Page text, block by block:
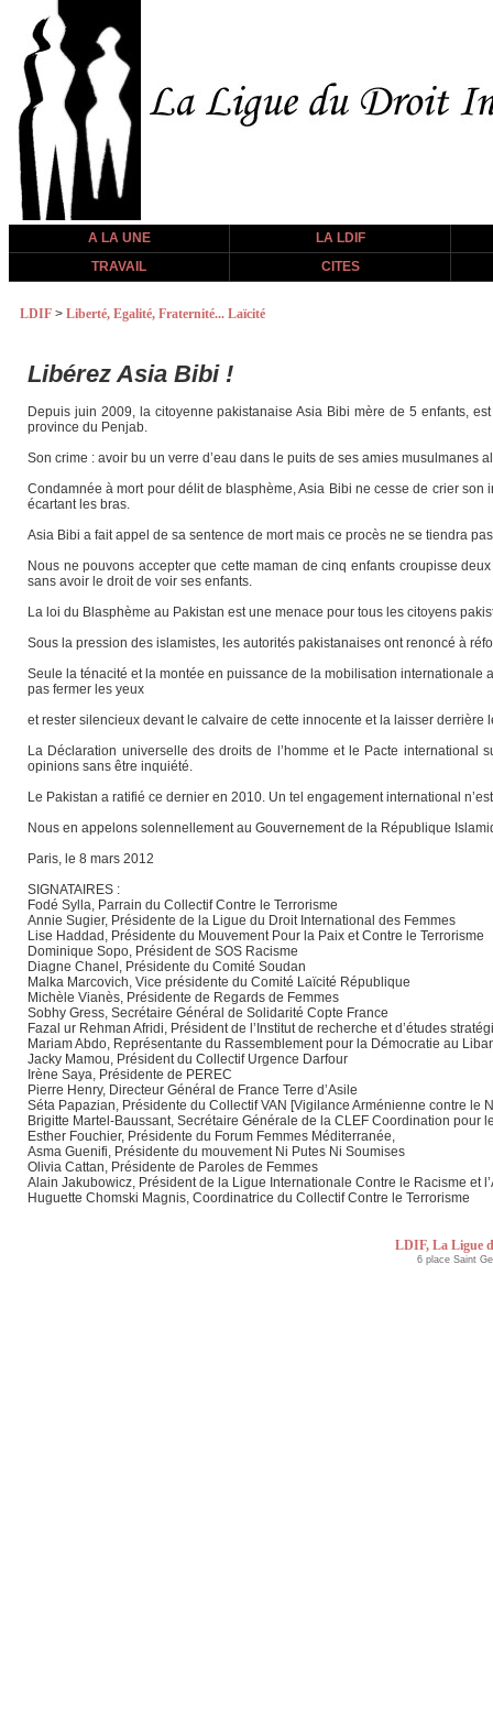
A LA UNE
LA LDIF
TRAVAIL
CITES
LDIF > Liberté, Egalité, Fraternité... Laïcité
Libérez Asia Bibi !
Depuis juin 2009, la citoyenne pakistanaise Asia Bibi mère de 5 enfants,
province du Penjab.
Son crime : avoir bu un verre d’eau dans le puits de ses amies musulmanes
Condamnée à mort pour délit de blasphème, Asia Bibi ne cesse de crier
écartant les bras.
Asia Bibi a fait appel de sa sentence de mort mais ce procès ne se tiendra
Nous ne pouvons accepter que cette maman de cinq enfants croupisse
sans avoir le droit de voir ses enfants.
La loi du Blasphème au Pakistan est une menace pour tous les citoyens
Sous la pression des islamistes, les autorités pakistanaises ont renoncé à
Seule la ténacité et la montée en puissance de la mobilisation internationale
pas fermer les yeux
et rester silencieux devant le calvaire de cette innocente et la laisser derrière
La Déclaration universelle des droits de l’homme et le Pacte
opinions sans être inquiété.
Le Pakistan a ratifié ce dernier en 2010. Un tel engagement international
Nous en appelons solennellement au Gouvernement de la République
Paris, le 8 mars 2012
SIGNATAIRES :
Fodé Sylla, Parrain du Collectif Contre le Terrorisme
Annie Sugier, Présidente de la Ligue du Droit International des Femmes
Lise Haddad, Présidente du Mouvement Pour la Paix et Contre le Terrorisme
Dominique Sopo, Président de SOS Racisme
Diagne Chanel, Présidente du Comité Soudan
Malka Marcovich, Vice présidente du Comité Laïcité République
Michèle Vianès, Présidente de Regards de Femmes
Sobhy Gress, Secrétaire Général de Solidarité Copte France
Fazal ur Rehman Afridi, Président de l’Institut de recherche et d’études
Mariam Abdo, Représentante du Rassemblement pour la Démocratie au
Jacky Mamou, Président du Collectif Urgence Darfour
Irène Saya, Présidente de PEREC
Pierre Henry, Directeur Général de France Terre d’Asile
Séta Papazian, Présidente du Collectif VAN [Vigilance Arménienne contre le
Brigitte Martel-Baussant, Secrétaire Générale de la CLEF Coordination pour
Esther Fouchier, Présidente du Forum Femmes Méditerranée,
Asma Guenifi, Présidente du mouvement Ni Putes Ni Soumises
Olivia Cattan, Présidente de Paroles de Femmes
Alain Jakubowicz, Président de la Ligue Internationale Contre le Racisme et
Huguette Chomski Magnis, Coordinatrice du Collectif Contre le Terrorisme
LDIF, La Ligue
6 place Saint